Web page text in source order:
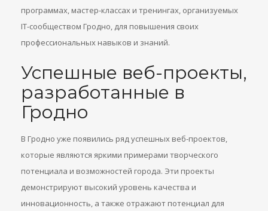
программах, мастер-классах и тренингах, организуемых
IT-сообществом Гродно, для повышения своих
профессиональных навыков и знаний.
Успешные веб-проекты,
разработанные в
Гродно
В Гродно уже появились ряд успешных веб-проектов,
которые являются яркими примерами творческого
потенциала и возможностей города. Эти проекты
демонстрируют высокий уровень качества и
инновационность, а также отражают потенциал для